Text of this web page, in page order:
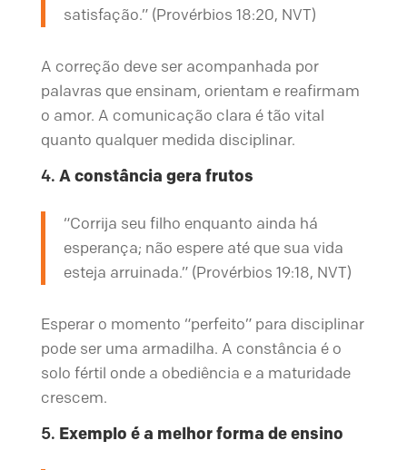
satisfação.” (Provérbios 18:20, NVT)
A correção deve ser acompanhada por
palavras que ensinam, orientam e reafirmam
o amor. A comunicação clara é tão vital
quanto qualquer medida disciplinar.
4. A constância gera frutos
“Corrija seu filho enquanto ainda há
esperança; não espere até que sua vida
esteja arruinada.” (Provérbios 19:18, NVT)
Esperar o momento “perfeito” para disciplinar
pode ser uma armadilha. A constância é o
solo fértil onde a obediência e a maturidade
crescem.
5. Exemplo é a melhor forma de ensino